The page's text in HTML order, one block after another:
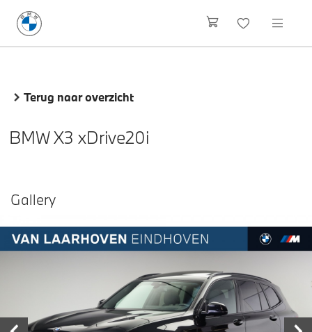
Terug naar overzicht
BMW X3 xDrive20i
Gallery